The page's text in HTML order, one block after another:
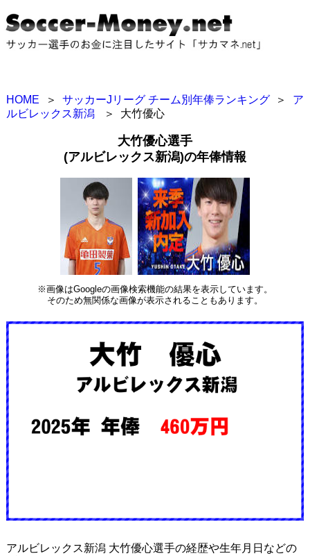
HOME ＞ サッカーJリーグ チーム別年俸ランキング ＞
ア
ルビレックス新潟
＞ 大竹優心
大竹優心選手
(アルビレックス新潟)の年俸情報
※画像はGoogleの画像検索機能の結果を表示しています。
そのため無関係な画像が表示されることもあります。
アルビレックス新潟 大竹優心選手の経歴や生年月日などの